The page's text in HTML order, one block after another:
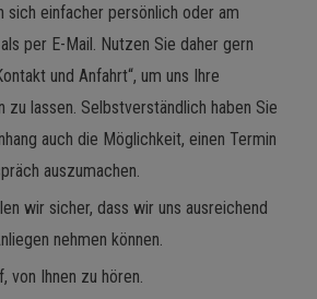
sich einfacher persönlich oder am
per E-Mail. Nutzen Sie daher gern
und Anfahrt“, um uns Ihre
zu lassen. Selbstverständlich haben Sie
auch die Möglichkeit, einen Termin
auszumachen.
wir sicher, dass wir uns ausreichend
nehmen können.
von Ihnen zu hören.